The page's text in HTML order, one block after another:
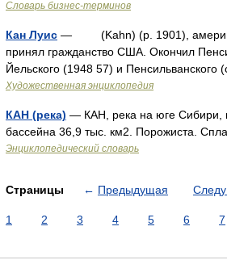
Словарь бизнес-терминов
Кан Луис — (Kahn) (р. 1901),
принял гражданство США. Окончил
Йельского (1948 57) и Пенсильванского
Художественная энциклопедия
КАН (река) — КАН, река на юге Сибири,
бассейна 36,9 тыс. км2. Порожиста.
Энциклопедический словарь
Страницы ← Предыдущая
1 2 3 4 5 6 7